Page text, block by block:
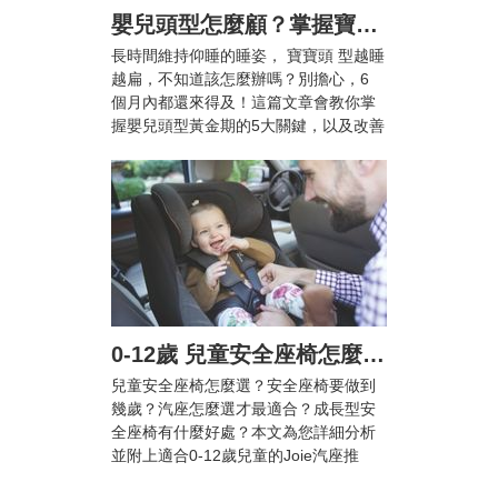
嬰兒頭型怎麼顧？掌握寶寶頭型黃金期5大關鍵，顧好漂亮頭型不扁頭！
長時間維持仰睡的睡姿， 寶寶頭 型越睡
越扁，不知道該怎麼辦嗎？別擔心，6
個月內都還來得及！這篇文章會教你掌
握嬰兒頭型黃金期的5大關鍵，以及改善
圓的漂亮頭型。
0-12歲 兒童安全座椅怎麼選? 汽車安全座椅法規懶人包，附Joie汽座挑選攻略
兒童安全座椅怎麼選？安全座椅要做到
幾歲？汽座怎麼選才最適合？成長型安
全座椅有什麼好處？本文為您詳細分析
並附上適合0-12歲兒童的Joie汽座推